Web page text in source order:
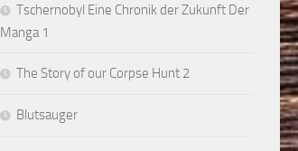
Tschernobyl Eine Chronik der Zukunft Der
Manga 1
The Story of our Corpse Hunt 2
Blutsauger